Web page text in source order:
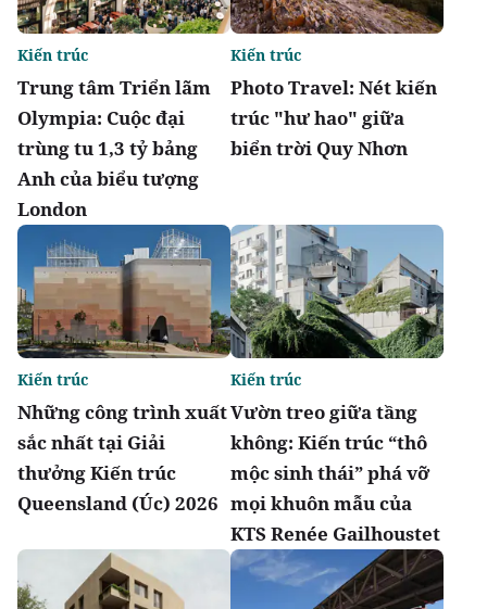
Trung tâm Triển lãm
Olympia: Cuộc đại
trùng tu 1,3 tỷ bảng
Anh của biểu tượng
London
Kiến trúc
Photo Travel: Nét kiến
trúc "hư hao" giữa
biển trời Quy Nhơn
Kiến trúc
Những công trình xuất
sắc nhất tại Giải
thưởng Kiến trúc
Queensland (Úc) 2026
Kiến trúc
Vườn treo giữa tầng
không: Kiến trúc “thô
mộc sinh thái” phá vỡ
mọi khuôn mẫu của
KTS Renée Gailhoustet
Kiến trúc